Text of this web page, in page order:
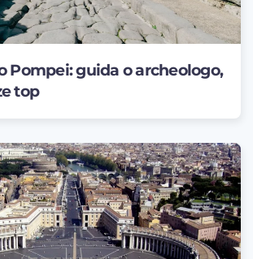
Pompei: guida o archeologo,
top